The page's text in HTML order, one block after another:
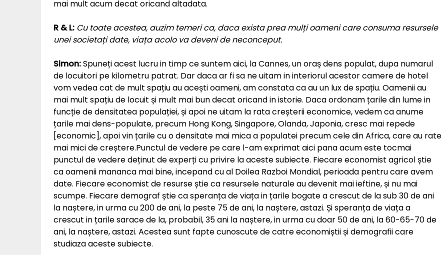
mai mult acum decat oricand altadata.
R & L: Cu toate acestea, auzim temeri ca, daca exista prea mulți oameni care consuma resursele
unei societați date, viața acolo va deveni de neconceput.
Simon:Spuneți acest lucru in timp ce suntem aici, la Cannes, un oraș dens populat, dupa numarul
de locuitori pe kilometru patrat. Dar daca ar fi sa ne uitam in interiorul acestor camere de hotel
vom vedea cat de mult spațiu au acești oameni, am constata ca au un lux de spațiu. Oamenii au
mai mult spațiu de locuit și mult mai bun decat oricand in istorie. Daca ordonam țarile din lume in
funcție de densitatea populației, și apoi ne uitam la rata creșterii economice, vedem ca anume
țarile mai dens-populate, precum Hong Kong, Singapore, Olanda, Japonia, cresc mai repede
[economic], apoi vin țarile cu o densitate mai mica a populatei precum cele din Africa, care au rate
mai mici de creștere.Punctul de vedere pe care l-am exprimat aici pana acum este tocmai
punctul de vedere deținut de experți cu privire la aceste subiecte. Fiecare economist agricol știe
ca oamenii mananca mai bine, incepand cu al Doilea Razboi Mondial, perioada pentru care avem
date. Fiecare economist de resurse știe ca resursele naturale au devenit mai ieftine, și nu mai
scumpe. Fiecare demograf știe ca speranța de viața in țarile bogate a crescut de la sub 30 de ani
la naștere, in urma cu 200 de ani, la peste 75 de ani, la naștere, astazi. Și speranța de viața a
crescut in țarile sarace de la, probabil, 35 ani la naștere, in urma cu doar 50 de ani, la 60-65-70 de
ani, la naștere, astazi. Acestea sunt fapte cunoscute de catre economiștii și demografii care
studiaza aceste subiecte.